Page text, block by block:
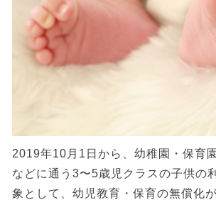
2019年10月1日から、幼稚園・保育
などに通う3〜5歳児クラスの子供の
象として、幼児教育・保育の無償化